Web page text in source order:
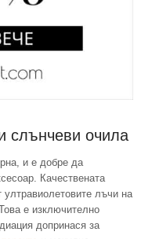
слънчеви очила
и е добре да
Качествената
лъчи на
е изключително
допринася за